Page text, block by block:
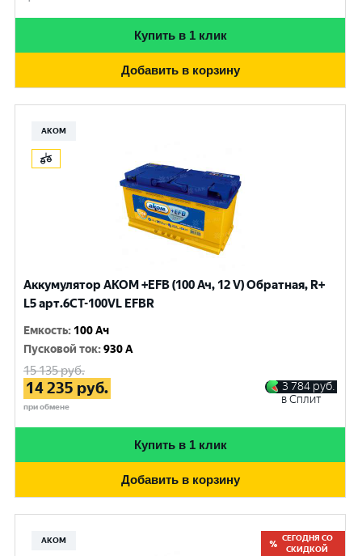
Купить в 1 клик
Добавить в корзину
АКОМ
Аккумулятор AKOM +EFB (100 Ач, 12 V) Обратная, R+
L5 арт.6СТ-100VL EFBR
Емкость: 100 Ач
Пусковой ток:930 A
15 135руб.
14 235 руб.
при обмене
3 784 руб.
в Сплит
Купить в 1 клик
Добавить в корзину
АКОМ
СЕГОДНЯ СО
СКИДКОЙ